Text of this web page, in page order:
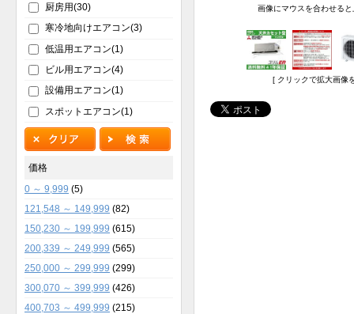
画像にマウスを合わせる
[ クリックで拡大画像
厨房用(30)
寒冷地向けエアコン(3)
低温用エアコン(1)
ビル用エアコン(4)
設備用エアコン(1)
スポットエアコン(1)
価格
0 ～ 9,999 (5)
121,548 ～ 149,999 (82)
150,230 ～ 199,999 (615)
200,339 ～ 249,999 (565)
250,000 ～ 299,999 (299)
300,070 ～ 399,999 (426)
400,703 ～ 499,999 (215)